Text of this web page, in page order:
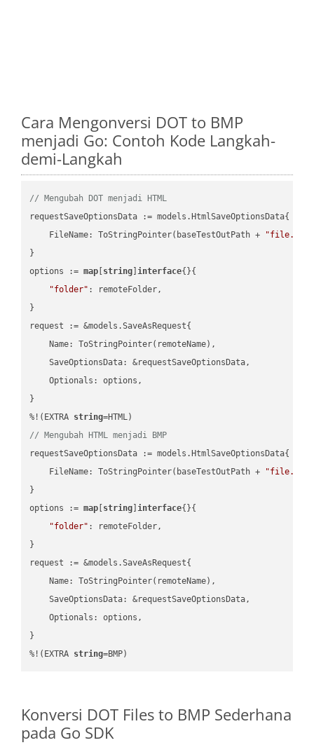
Cara Mengonversi DOT to BMP
menjadi Go: Contoh Kode Langkah-
demi-Langkah
// Mengubah DOT menjadi HTML
requestSaveOptionsData := models.HtmlSaveOptionsData{
    FileName: ToStringPointer(baseTestOutPath +
"file.DOT"
}
options := map string ]interface{}{
"folder" : remoteFolder,
}
request := &models.SaveAsRequest{
    Name: ToStringPointer(remoteName),
    SaveOptionsData: &requestSaveOptionsData,
    Optionals: options,
}
%!(EXTRA string
// Mengubah HTML menjadi BMP
requestSaveOptionsData := models.HtmlSaveOptionsData{
    FileName: ToStringPointer(baseTestOutPath +
}
options := map string ]interface{}{
"folder" : remoteFolder,
}
request := &models.SaveAsRequest{
    Name: ToStringPointer(remoteName),
    SaveOptionsData: &requestSaveOptionsData,
    Optionals: options,
}
%!(EXTRA string=BMP)
Konversi DOT Files to BMP Sederhana
pada Go SDK